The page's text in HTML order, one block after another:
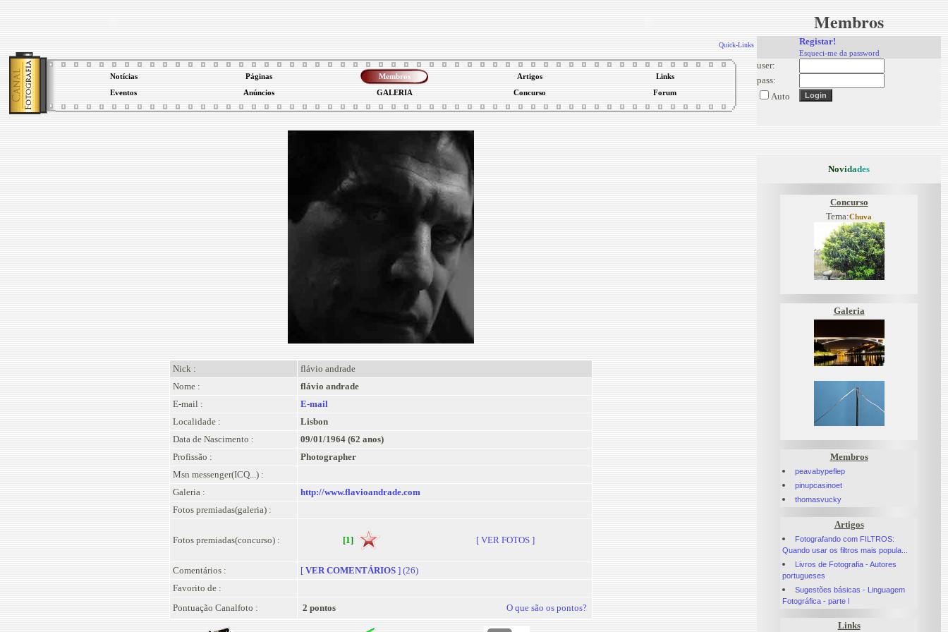
Quick-Links
Notícias Páginas Membros Artigos Links
Eventos Anúncios GALERIA Concurso Forum
Nick :
flávio andrade
Nome :
flávio andrade
E-mail :
E-mail
Localidade :
Lisbon
Data de Nascimento :
09/01/1964 (62 anos)
Profissão :
Photographer
Msn messenger(ICQ...) :
Galeria :
http://www.flavioandrade.com
Fotos premiadas(galeria) :
Fotos premiadas(concurso) : [1] [ VER FOTOS ]
Comentários : [VER COMENTÁRIOS ] (26)
Favorito de :
Pontuação Canalfoto :
2 pontos O que são os pontos?
Membros
Registar!
Esqueci-me da password
user:
pass:
Auto
Novidades
Concurso
Tema:Chuva
Galeria
Membros
peavabypeflep
pinupcasinoet
thomasvucky
Artigos
Fotografando com FILTROS:
Quando usar os filtros mais popula...
Livros de Fotografia - Autores
portugueses
Sugestões básicas - Linguagem
Fotográfica - parte l
Links